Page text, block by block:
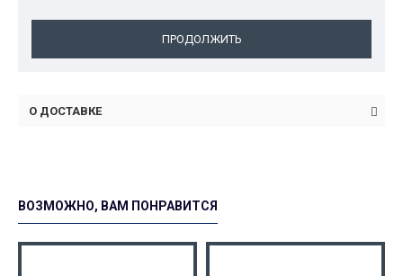
ПРОДОЛЖИТЬ
О ДОСТАВКЕ
ВОЗМОЖНО, ВАМ ПОНРАВИТСЯ